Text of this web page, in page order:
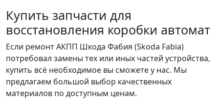
Купить запчасти для
восстановления коробки автомат
Если ремонт АКПП Шкода Фабия (Skoda Fabia)
потребовал замены тех или иных частей устройства,
купить всё необходимое вы сможете у нас. Мы
предлагаем большой выбор качественных
материалов по доступным ценам.